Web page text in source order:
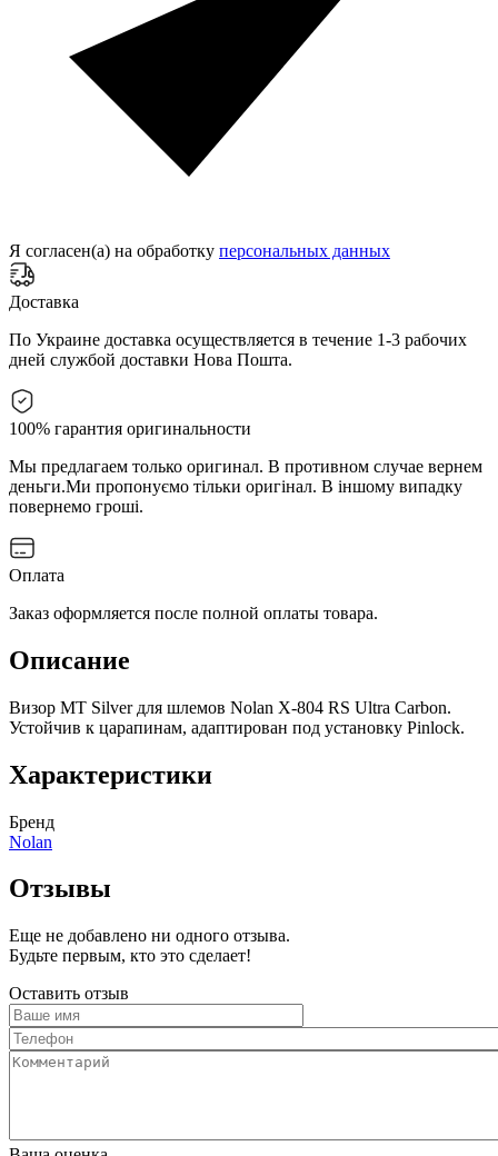
Я согласен(а) на обработку персональных данных
Доставка
По Украине доставка осуществляется в течение 1-3 рабочих
дней службой доставки Нова Пошта.
100% гарантия оригинальности
Мы предлагаем только оригинал. В противном случае вернем
деньги.Ми пропонуємо тільки оригінал. В іншому випадку
повернемо гроші.
Оплата
Заказ оформляется после полной оплаты товара.
Описание
Визор MT Silver для шлемов Nolan X-804 RS Ultra Carbon.
Устойчив к царапинам, адаптирован под установку Pinlock.
Характеристики
Бренд
Nolan
Отзывы
Еще не добавлено ни одного отзыва.
Будьте первым, кто это сделает!
Оставить отзыв
Ваше
имя
Телефон
Комментарий